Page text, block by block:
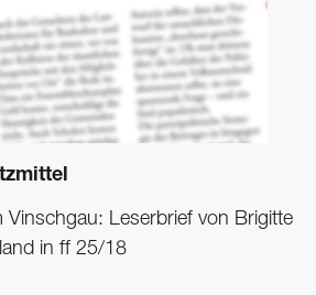
Vinsch­gau: Leserbrief von Brigitte
in ff 25/18